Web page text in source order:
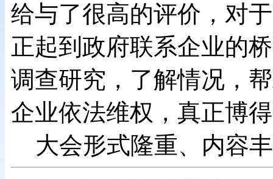
给与了很高的评价，对
正起到政府联系企业的
调查研究，了解情况，
企业依法维权，真正博
大会形式隆重、内容